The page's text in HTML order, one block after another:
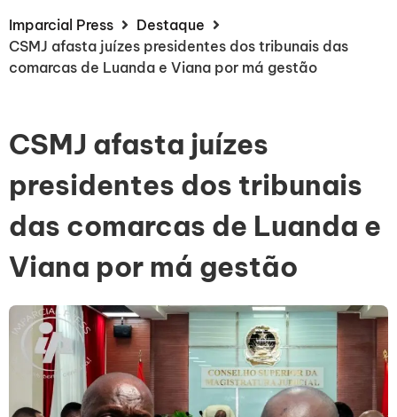
Imparcial Press
Destaque
CSMJ afasta juízes presidentes dos tribunais das
comarcas de Luanda e Viana por má gestão
CSMJ afasta juízes
presidentes dos tribunais
das comarcas de Luanda e
Viana por má gestão